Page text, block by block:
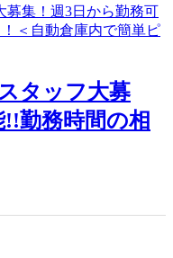
タッフ大募
勤務時間の相